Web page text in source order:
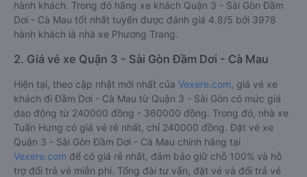
hành khách. Trong đó hãng xe khách Quận 3 - Sài Gòn Đầm
Dơi - Cà Mau tốt nhất tuyến được đánh giá 4.8/5 bởi 3978
hành khách là nhà xe Phương Trang.
2. Giá vé xe Quận 3 - Sài Gòn Đầm Dơi - Cà Mau
Hiện tại, theo cập nhật mới nhất của Vexere.com , giá vé xe
khách đi Đầm Dơi - Cà Mau từ Quận 3 - Sài Gòn có mức giá
dao động từ 240000 đồng - 360000 đồng. Trong đó, nhà xe
Tuấn Hưng có giá vé rẻ nhất, chỉ 240000 đồng. Đặt vé xe
Quận 3 - Sài Gòn Đầm Dơi - Cà Mau chính hãng tại
Vexere.com để có giá rẻ nhất, đảm bảo giữ chỗ 100% và hỗ
trợ đổi trả vé miễn phí. Tổng đài tư vấn, đặt vé và đổi trả vé